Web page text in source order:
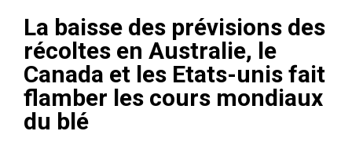
La baisse des prévisions des
récoltes en Australie, le
Canada et les Etats-unis fait
flamber les cours mondiaux
du blé